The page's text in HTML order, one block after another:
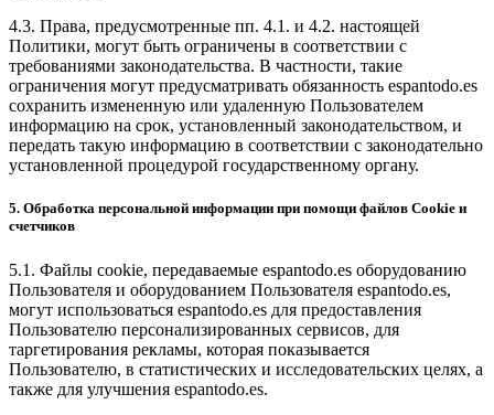
4.3. Права, предусмотренные пп. 4.1. и 4.2. настоящей
Политики, могут быть ограничены в соответствии с
требованиями законодательства. В частности, такие
ограничения могут предусматривать обязанность espantodo.es
сохранить измененную или удаленную Пользователем
информацию на срок, установленный законодательством, и
передать такую информацию в соответствии с законодательно
установленной процедурой государственному органу.
5. Обработка персональной информации при помощи файлов Cookie и
счетчиков
5.1. Файлы cookie, передаваемые espantodo.es оборудованию
Пользователя и оборудованием Пользователя espantodo.es,
могут использоваться espantodo.es для предоставления
Пользователю персонализированных сервисов, для
таргетирования рекламы, которая показывается
Пользователю, в статистических и исследовательских целях, а
также для улучшения espantodo.es.